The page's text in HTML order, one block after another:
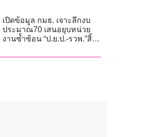
เปิดข้อมูล กมธ. เจาะลึกงบ
ประมาณ70 เสนอยุบหน่วย
งานซ้ำซ้อน “ป.ย.ป.-รวพ.”สิ้น